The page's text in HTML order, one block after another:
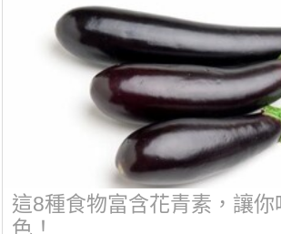
這8種食物富含花青素，讓你
色！